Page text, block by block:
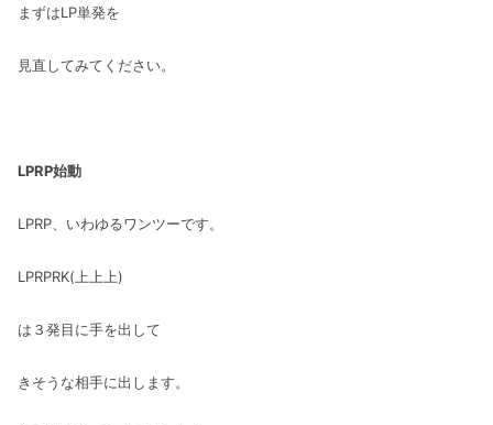
まずはLP単発を
見直してみてください。
LPRP始動
LPRP、いわゆるワンツーです。
LPRPRK(上上上)
は３発目に手を出して
きそうな相手に出します。